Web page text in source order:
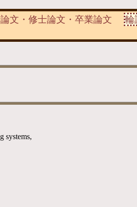
文・修士論文・卒業論文 輪
systems,